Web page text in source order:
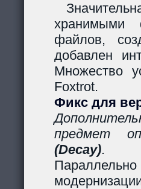
хранимыми
файлов,
добавлен
Множество
Foxtrot.
Фикс для
предмет
(Decay).